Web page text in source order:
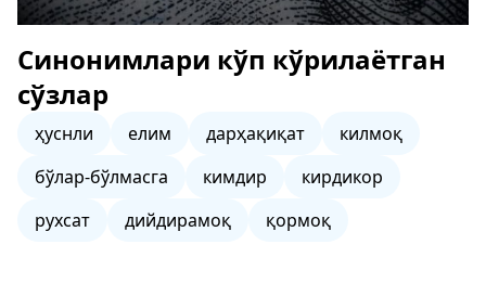
Синонимлари кўп кўрилаётган
сўзлар
ҳуснли елим дарҳақиқат
килмоқ
бўлар-бўлмасга
кимдир
кирдикор
рухсат
дийдирамоқ қормоқ